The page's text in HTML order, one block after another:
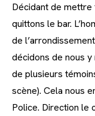
Décidant de mettre
quittons le bar.
de
décidons de nous
de plusieurs
scène). Cela nous
Police. Direction le